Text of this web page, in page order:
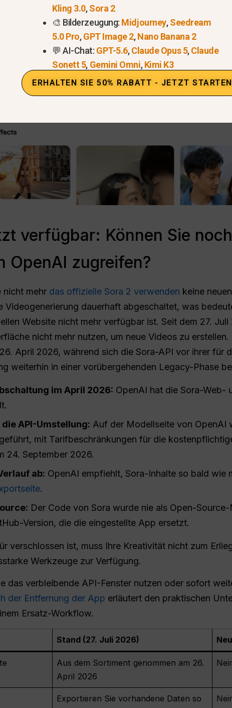
verfügbar: Können Sie
OpenAI zugreifen?
nicht mehr das offizielle Sora 2 verwenden keine
Videogenerierung dauerhaft abgeschaltet, was
Website nicht mehr verfügbar ist. Seit dem 27.
nicht mehr nutzen, um neue Videos zu
April 2026, während sich die Sora-API vor ihrer für
weiterhin in einer vorübergehenden Legacy-Phase
im April 2026: OpenAI hat die Sora-Web-
API-Umstellung: Auf der Modellseite von OpenAI
mit Tarifbeschränkungen für die
24. September 2026.
ab: OpenAI empfiehlt, Sora-Inhalte so bald wie
.
Der Code von Sora wurde nie als Open-
Version, die die eingestellte App ersetzt.
verschlossen ist, muss Ihre Kreativität nicht zum
Werkzeuge zur Verfügung.
das verbleibende API-Fenster nutzen oder sofort
der Entfernung der App erläutert den praktischen
Ersatz-Workflow.
Stand (27. Juli 2026)
Aus dem Sortiment genommen am 26.
April 2026
Exportieren Sie vorhandene Daten so
Kling 3.0,Sora 2
🎨 Bilderzeugung: Midjourney,Seedream
5.0 Pro,GPT Image 2,Nano Banana 2
💬 AI-Chat: GPT-5.6,Claude Opus 5,Claude
Sonett 5, Gemini Omni,Kimi K3
ERHALTEN SIE 50% RABATT - JETZT STARTEN